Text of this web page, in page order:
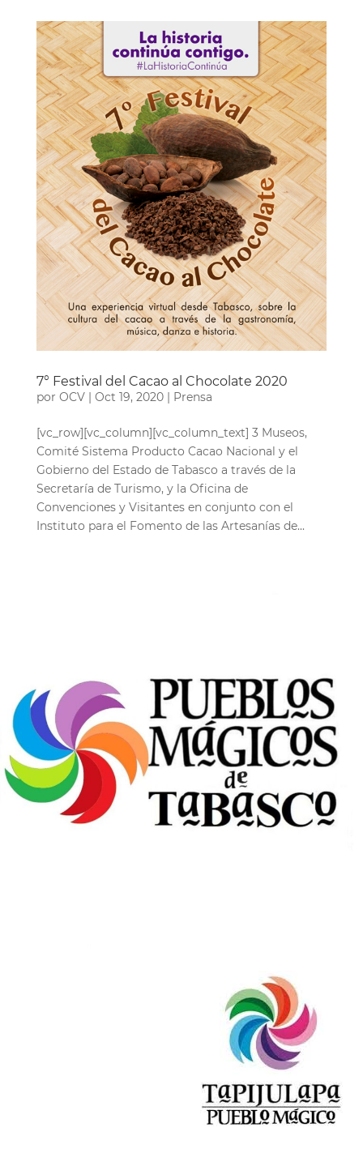
7° Festival del Cacao al Chocolate 2020
por OCV| Oct 19, 2020| Prensa
[vc_row][vc_column][vc_column_text] 3 Museos,
Comité Sistema Producto Cacao Nacional y el
Gobierno del Estado de Tabasco a través de la
Secretaría de Turismo, y la Oficina de
Convenciones y Visitantes en conjunto con el
Instituto para el Fomento de las Artesanías de...